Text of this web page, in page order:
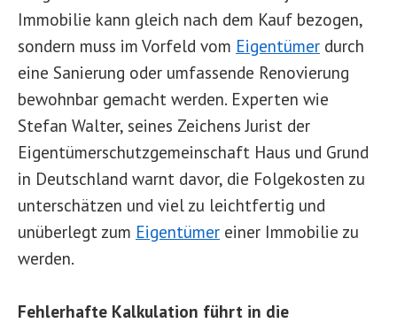
Immobilie kann gleich nach dem Kauf bezogen,
sondern muss im Vorfeld vom Eigentümer durch
eine Sanierung oder umfassende Renovierung
bewohnbar gemacht werden. Experten wie
Stefan Walter, seines Zeichens Jurist der
Eigentümerschutzgemeinschaft Haus und Grund
in Deutschland warnt davor, die Folgekosten zu
unterschätzen und viel zu leichtfertig und
unüberlegt zum Eigentümer einer Immobilie zu
werden.
Fehlerhafte Kalkulation führt in die